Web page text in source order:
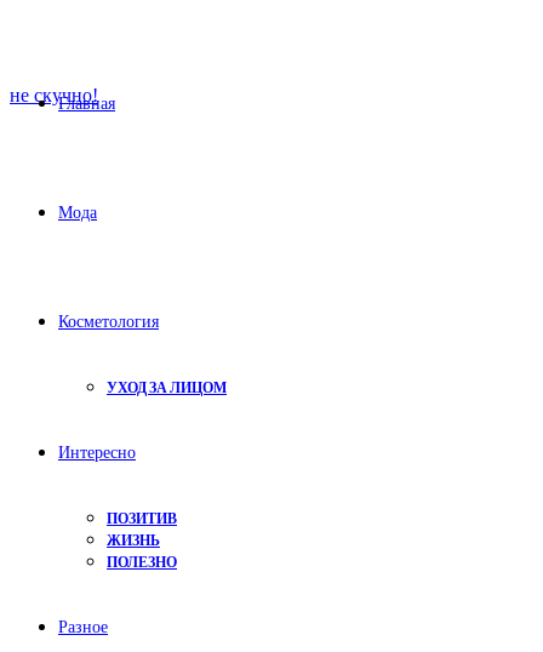
не скучно!
Главная
Мода
Косметология
УХОД ЗА ЛИЦОМ
Интересно
ПОЗИТИВ
ЖИЗНЬ
ПОЛЕЗНО
Разное